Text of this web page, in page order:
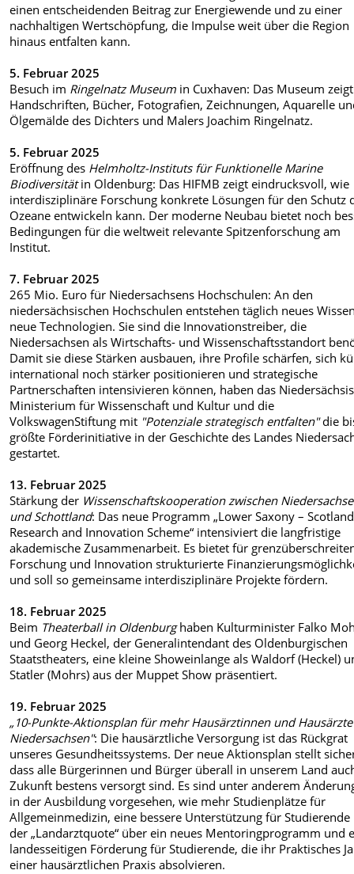
einen entscheidenden Beitrag zur Energiewende und zu einer
nachhaltigen Wertschöpfung, die Impulse weit über die Region
hinaus entfalten kann.⁣
5. Februar 2025
Besuch im Ringelnatz Museum in Cuxhaven: Das Museum zeigt
Handschriften, Bücher, Fotografien, Zeichnungen, Aquarelle
Ölgemälde des Dichters und Malers Joachim Ringelnatz.
5. Februar 2025
Eröffnung des Helmholtz-Instituts für Funktionelle Marine
Biodiversitätin Oldenburg: Das HIFMB zeigt eindrucksvoll, wie
interdisziplinäre Forschung konkrete Lösungen für den Schutz
Ozeane entwickeln kann. Der moderne Neubau bietet noch
Bedingungen für die weltweit relevante Spitzenforschung am
Institut.
7. Februar 2025
265 Mio. Euro für Niedersachsens Hochschulen: An den
niedersächsischen Hochschulen entstehen täglich neues
neue Technologien. Sie sind die Innovationstreiber, die
Niedersachsen als Wirtschafts- und Wissenschaftsstandort
Damit sie diese Stärken ausbauen, ihre Profile schärfen, sich
international noch stärker positionieren und strategische
Partnerschaften intensivieren können, haben das
Ministerium für Wissenschaft und Kultur und die
VolkswagenStiftung mit "Potenziale strategisch entfalten"die
größte Förderinitiative in der Geschichte des Landes
gestartet.
13. Februar 2025
Stärkung der Wissenschaftskooperation zwischen
und Schottland: Das neue Programm „Lower Saxony – Scotland
Research and Innovation Scheme“ intensiviert die langfristige
akademische Zusammenarbeit. Es bietet für
Forschung und Innovation strukturierte
und soll so gemeinsame interdisziplinäre Projekte fördern.
18. Februar 2025
Beim Theaterball in Oldenburghaben Kulturminister Falko
und Georg Heckel, der Generalintendant des Oldenburgischen
Staatstheaters, eine kleine Showeinlange als Waldorf (Heckel)
Statler (Mohrs) aus der Muppet Show präsentiert.
19. Februar 2025
„10-Punkte-Aktionsplan für mehr Hausärztinnen und
Niedersachsen": Die hausärztliche Versorgung ist das Rückgrat
unseres Gesundheitssystems. Der neue Aktionsplan stellt
dass alle Bürgerinnen und Bürger überall in unserem Land
Zukunft bestens versorgt sind. Es sind unter anderem
in der Ausbildung vorgesehen, wie mehr Studienplätze für
Allgemeinmedizin, eine bessere Unterstützung für Studierende
der „Landarztquote“ über ein neues Mentoringprogramm und
landesseitigen Förderung für Studierende, die ihr Praktisches
einer hausärztlichen Praxis absolvieren.